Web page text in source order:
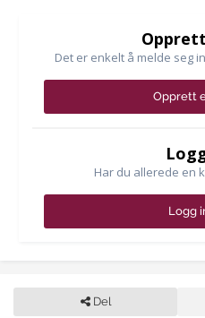
Det er enkelt å melde seg
Opprett
Har du allerede en
Logg
Del